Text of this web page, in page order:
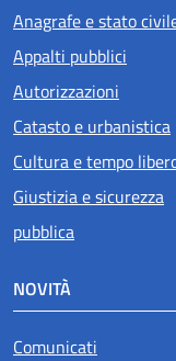
Anagrafe e stato
Appalti pubblici
Autorizzazioni
Catasto e urbanistica
Cultura e tempo
Giustizia e sicurezza
pubblica
NOVITÀ
Comunicati